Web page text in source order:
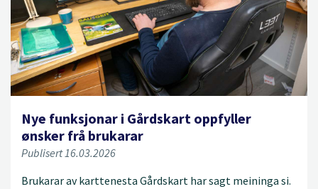
Nye funksjonar i Gårdskart oppfyller
ønsker frå brukarar
Publisert 16.03.2026
Brukarar av karttenesta Gårdskart har sagt meininga si.